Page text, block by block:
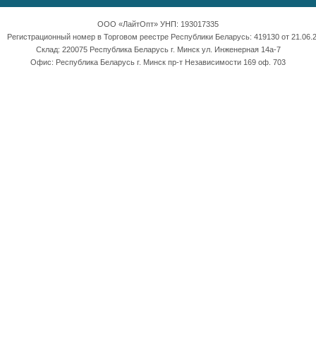
ООО «ЛайтОпт» УНП: 193017335
Регистрационный номер в Торговом реестре Республики Беларусь: 419130 от
Склад: 220075 Республика Беларусь г. Минск ул. Инженерная 14а-7
Офис: Республика Беларусь г. Минск пр-т Независимости 169 оф. 703